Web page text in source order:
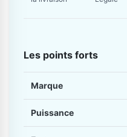
Les points forts
Marque
Puissance